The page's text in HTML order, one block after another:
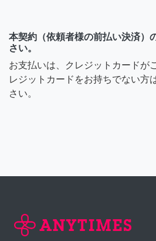
本契約（依頼者様の前払い決済）
さい。
お支払いは、クレジットカードが
レジットカードをお持ちでない方
さい。